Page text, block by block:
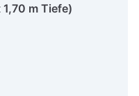
m Tiefe)